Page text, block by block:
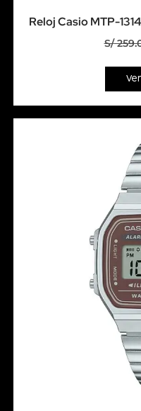
Reloj Casio MTP-
S/